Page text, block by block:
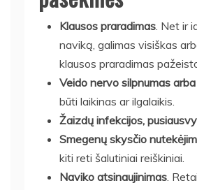
Klausos praradimas . Net ir
naviką, galimas visiškas
klausos praradimas
Veido nervo silpnumas
būti laikinas ar ilgalaikis.
Žaizdų infekcijos,
Smegenų skysčio
kiti reti šalutiniai reiškiniai.
Naviko atsinaujinimas .